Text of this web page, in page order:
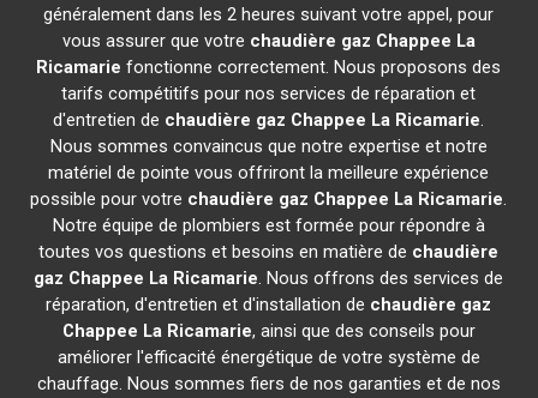
généralement dans les 2 heures suivant votre appel, pour
vous assurer que votre chaudière gaz Chappee La
Ricamarie fonctionne correctement. Nous proposons des
tarifs compétitifs pour nos services de réparation et
d'entretien de chaudière gaz Chappee La Ricamarie.
Nous sommes convaincus que notre expertise et notre
matériel de pointe vous offriront la meilleure expérience
possible pour votre chaudière gaz Chappee La Ricamarie.
Notre équipe de plombiers est formée pour répondre à
toutes vos questions et besoins en matière de chaudière
gaz Chappee La Ricamarie. Nous offrons des services de
réparation, d'entretien et d'installation de chaudière gaz
Chappee La Ricamarie, ainsi que des conseils pour
améliorer l'efficacité énergétique de votre système de
chauffage. Nous sommes fiers de nos garanties et de nos